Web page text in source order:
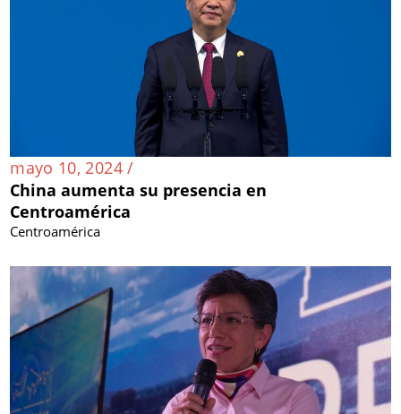
mayo 10, 2024 /
China aumenta su presencia en
Centroamérica
Centroamérica